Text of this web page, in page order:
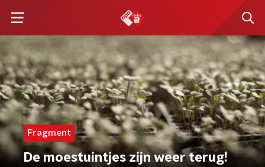
Fragment
De moestuintjes zijn weer terug!